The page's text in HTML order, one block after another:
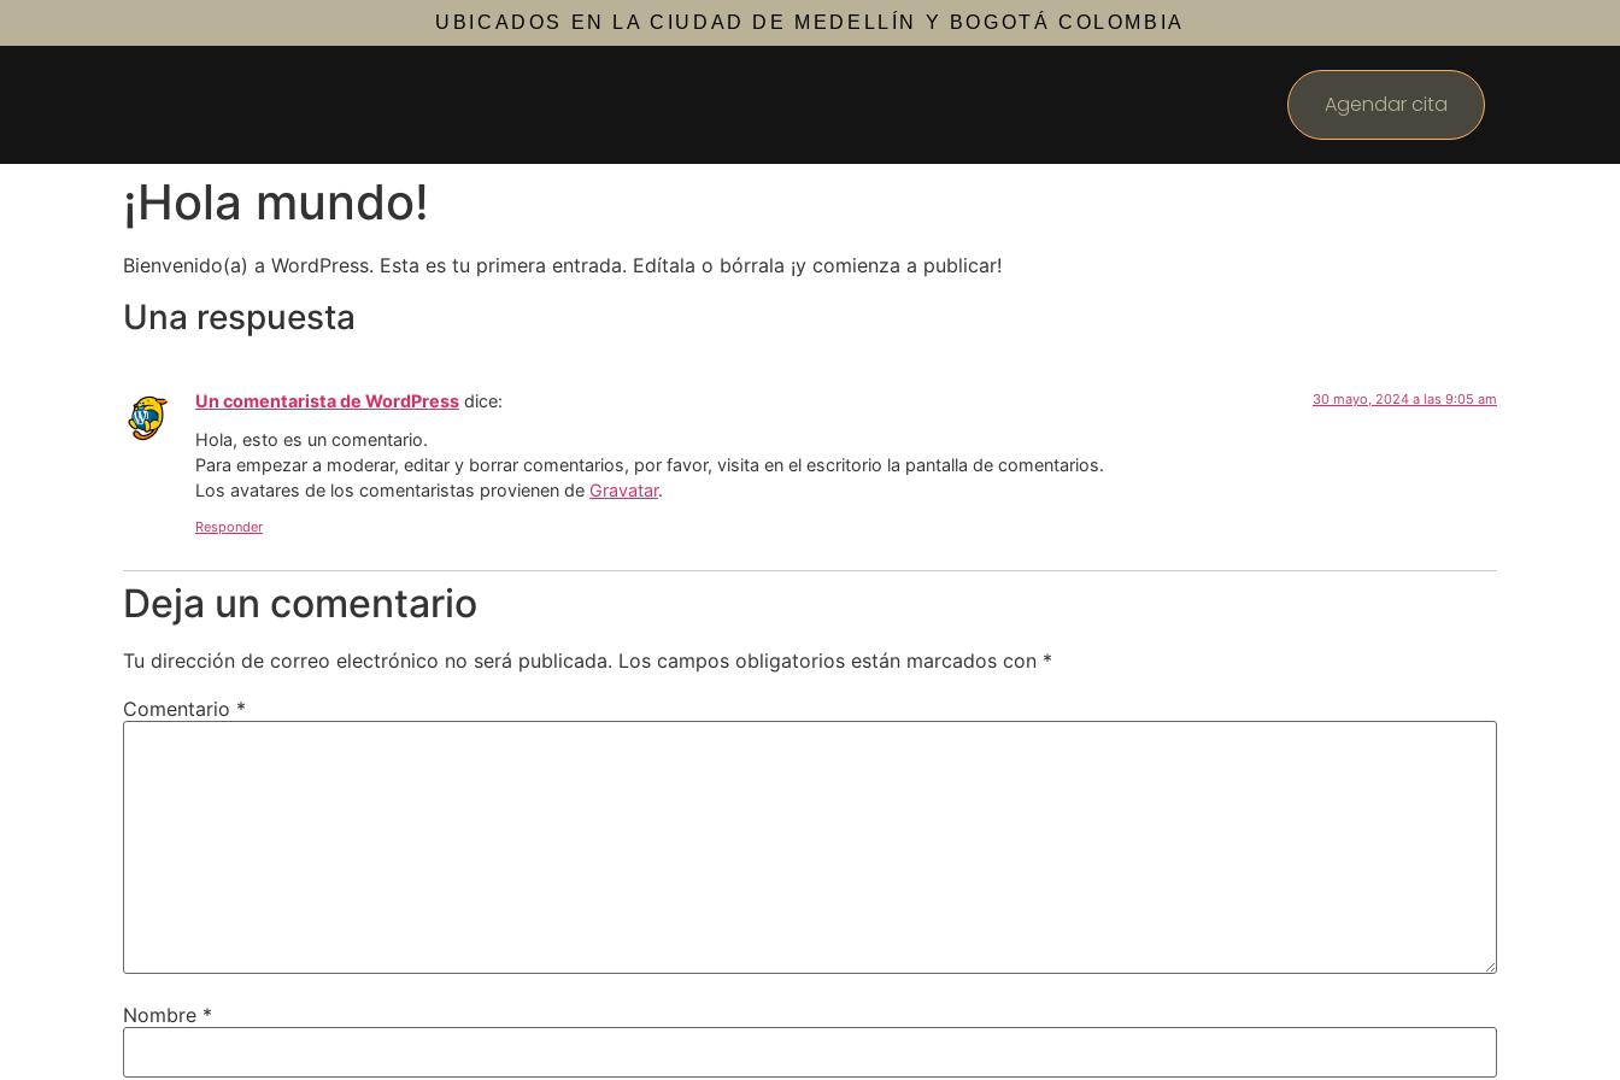
UBICADOS EN LA CIUDAD DE MEDELLÍN Y BOGOTÁ COLOMBIA
Agendar cita
¡Hola mundo!
Bienvenido(a) a WordPress. Esta es tu primera entrada. Edítala o bórrala ¡y comienza a publicar!
Una respuesta
Un comentarista de WordPress dice: 30 mayo, 2024 a las 9:05 am
Hola, esto es un comentario.
Para empezar a moderar, editar y borrar comentarios, por favor, visita en el escritorio la pantalla de comentarios.
Los avatares de los comentaristas provienen de Gravatar.
Responder
Deja un comentario
Tu dirección de correo electrónico no será publicada. Los campos obligatorios están marcados con *
Comentario *
Nombre *